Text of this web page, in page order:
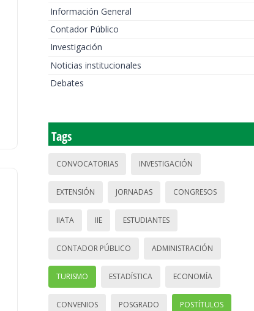
Información General
Contador Público
Investigación
Noticias institucionales
Debates
Tags
CONVOCATORIAS INVESTIGACIÓN
EXTENSIÓN JORNADAS CONGRESOS
IIATA IIE ESTUDIANTES
CONTADOR PÚBLICO ADMINISTRACIÓN
TURISMO ESTADÍSTICA ECONOMÍA
CONVENIOS POSGRADO POSTÍTULOS